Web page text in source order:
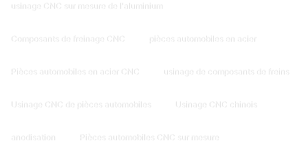
usinage CNC sur mesure de l'aluminium
Composants de freinage CNC pièces automobiles en acier
Pièces automobiles en acier CNC usinage de composants de freins
Usinage CNC de pièces automobiles Usinage CNC chinois
anodisation Pièces automobiles CNC sur mesure